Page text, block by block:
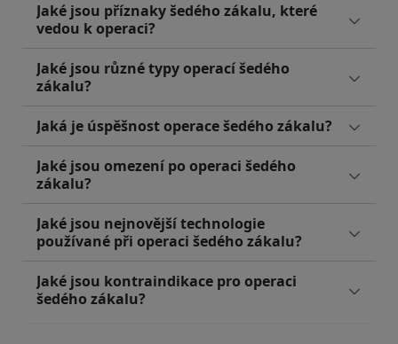
Jaké jsou příznaky šedého zákalu, které
vedou k operaci?
Jaké jsou různé typy operací šedého
zákalu?
Jaká je úspěšnost operace šedého zákalu?
Jaké jsou omezení po operaci šedého
zákalu?
Jaké jsou nejnovější technologie
používané při operaci šedého zákalu?
Jaké jsou kontraindikace pro operaci
šedého zákalu?